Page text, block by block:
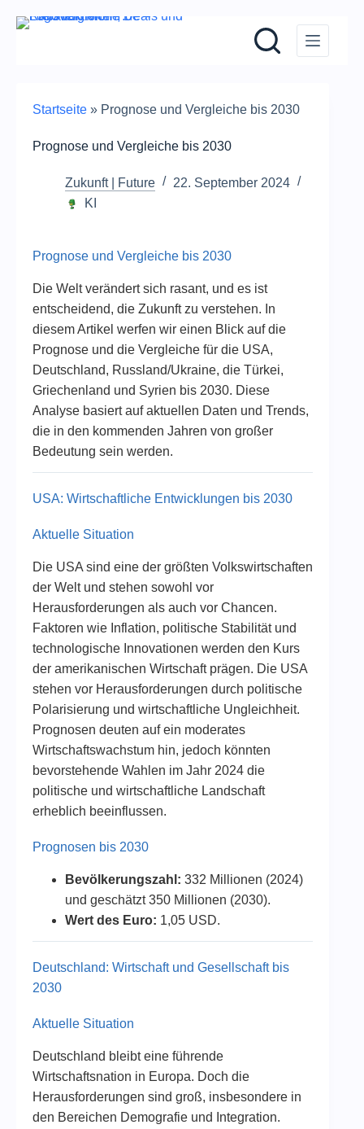
Zum
Startseite » Prognose und Vergleiche bis 2030
Prognose und Vergleiche bis 2030
Zukunft | Future
22. September 2024
KI
Prognose und Vergleiche bis 2030
Die Welt verändert sich rasant, und es ist
entscheidend, die Zukunft zu verstehen. In
diesem Artikel werfen wir einen Blick auf die
Prognose und die Vergleiche für die USA,
Deutschland, Russland/Ukraine, die Türkei,
Griechenland und Syrien bis 2030. Diese
Analyse basiert auf aktuellen Daten und Trends,
die in den kommenden Jahren von großer
Bedeutung sein werden.
USA: Wirtschaftliche Entwicklungen bis 2030
Aktuelle Situation
Die USA sind eine der größten Volkswirtschaften
der Welt und stehen sowohl vor
Herausforderungen als auch vor Chancen.
Faktoren wie Inflation, politische Stabilität und
technologische Innovationen werden den Kurs
der amerikanischen Wirtschaft prägen. Die USA
stehen vor Herausforderungen durch politische
Polarisierung und wirtschaftliche Ungleichheit.
Prognosen deuten auf ein moderates
Wirtschaftswachstum hin, jedoch könnten
bevorstehende Wahlen im Jahr 2024 die
politische und wirtschaftliche Landschaft
erheblich beeinflussen.
Prognosen bis 2030
Bevölkerungszahl: 332 Millionen (2024)
und geschätzt 350 Millionen (2030).
Wert des Euro: 1,05 USD.
Deutschland: Wirtschaft und Gesellschaft bis
2030
Aktuelle Situation
Deutschland bleibt eine führende
Wirtschaftsnation in Europa. Doch die
Herausforderungen sind groß, insbesondere in
den Bereichen Demografie und Integration.